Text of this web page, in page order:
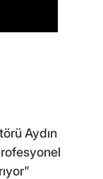
Aydın